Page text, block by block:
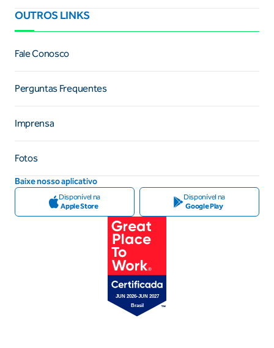
OUTROS LINKS
Fale Conosco
Perguntas Frequentes
Imprensa
Fotos
Baixe nosso aplicativo
Disponível na
Apple Store
Disponível na
Google Play